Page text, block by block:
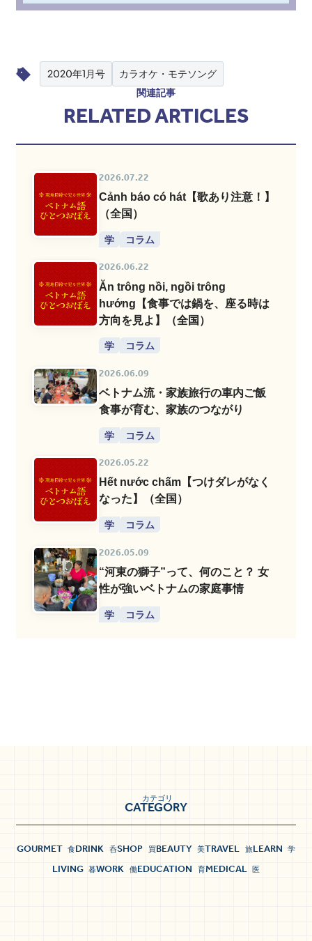
2020年1月号 カラオケ・モテソング
関連記事
RELATED ARTICLES
2026.07.22
Cảnh báo có hát【歌あり注意！】
（全国）
学 コラム
2026.06.22
Ăn trông nồi, ngồi trông
hướng【食事では鍋を、座る時は
方向を見よ】（全国）
学 コラム
2026.06.09
ベトナム流・家族旅行の車内ご飯
食事が育む、家族のつながり
学 コラム
2026.05.22
Hết nước chấm【つけダレがなく
なった】（全国）
学 コラム
2026.05.09
“河東の獅子”って、何のこと？ 女
性が強いベトナムの家庭事情
学 コラム
CATEGORY
カテゴリ
GOURMET 食DRINK 呑SHOP 買BEAUTY 美TRAVEL 旅LEARN 学
LIVING 暮WORK 働EDUCATION 育MEDICAL 医